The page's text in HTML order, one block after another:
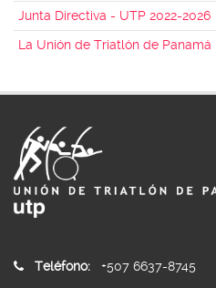
Junta Directiva - UTP 2022-2026
La Unión de Triatlón de Panamá
Teléfono: +507 6637-8745